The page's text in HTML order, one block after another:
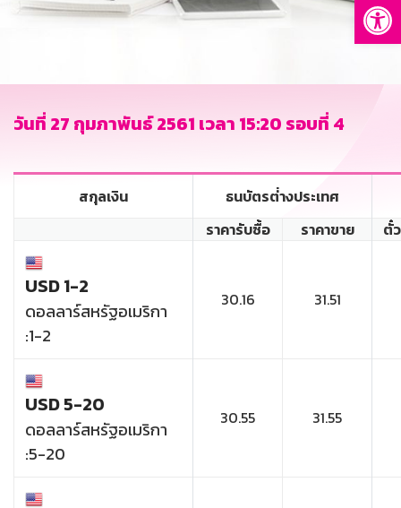
GSB Society
วันที่ 27 กุมภาพันธ์ 2561 เวลา 15:20 รอบที่ 4
สกุลเงิน
ธนบัตรต่่างประเทศ
ราคารับซื้อ
ราคาขาย ตั๋
USD 1-2
ดอลลาร์สหรัฐอเมริกา
:1-2
30.16 31.51
USD 5-20
ดอลลาร์สหรัฐอเมริกา
:5-20
30.55 31.55